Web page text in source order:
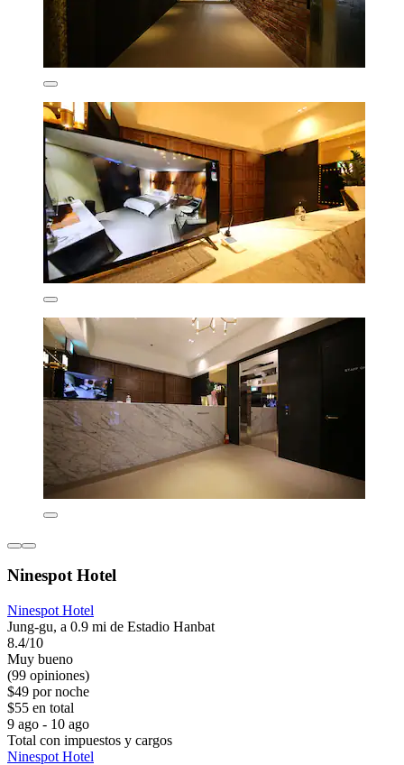
Ninespot Hotel
Ninespot Hotel
Jung-gu, a 0.9 mi de Estadio Hanbat
8.4/10
Muy bueno
(99 opiniones)
$49 por noche
$55 en total
9 ago - 10 ago
Total con impuestos y cargos
Ninespot Hotel